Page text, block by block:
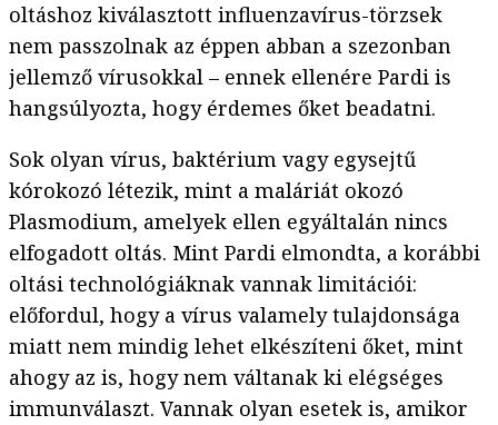
oltáshoz kiválasztott influenzavírus-törzsek
nem passzolnak az éppen abban a szezonban
jellemző vírusokkal – ennek ellenére Pardi is
hangsúlyozta, hogy érdemes őket beadatni.
Sok olyan vírus, baktérium vagy egysejtű
kórokozó létezik, mint a maláriát okozó
Plasmodium, amelyek ellen egyáltalán nincs
elfogadott oltás. Mint Pardi elmondta, a korábbi
oltási technológiáknak vannak limitációi:
előfordul, hogy a vírus valamely tulajdonsága
miatt nem mindig lehet elkészíteni őket, mint
ahogy az is, hogy nem váltanak ki elégséges
immunválaszt. Vannak olyan esetek is, amikor